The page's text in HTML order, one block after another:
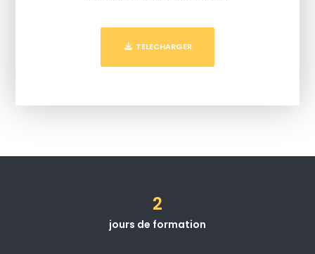
TELECHARGER
2
jours de formation